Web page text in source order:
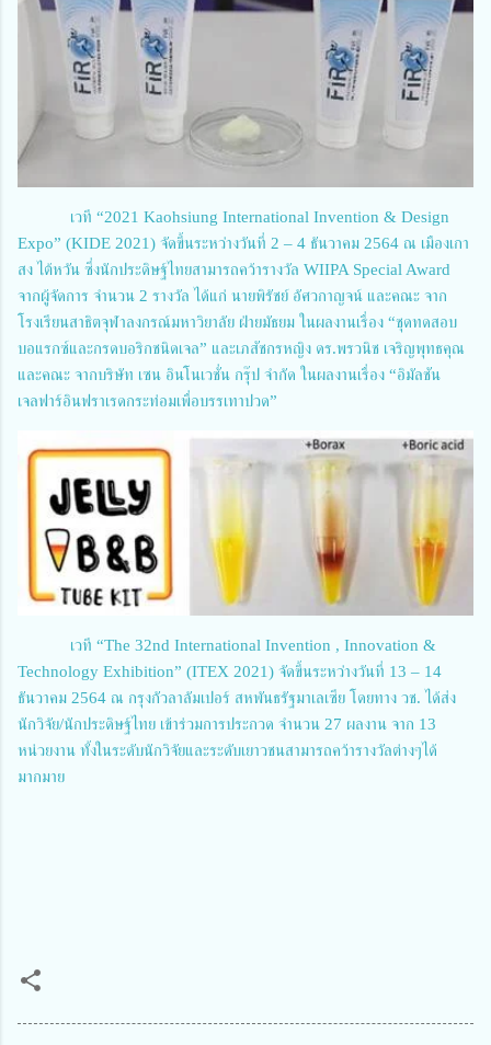
เวที “2021 Kaohsiung International Invention & Design
Expo” (KIDE 2021) จัดขึ้นระหว่างวันที่ 2 – 4 ธันวาคม 2564 ณ เมืองเกา
สง ไต้หวัน ซึ่งนักประดิษฐ์ไทยสามารถคว้ารางวัล WIIPA Special Award
จากผู้จัดการ จำนวน 2 รางวัล ได้แก่ นายพิรัชย์ อัศวกาญจน์ และคณะ จาก
โรงเรียนสาธิตจุฬาลงกรณ์มหาวิยาลัย ฝ่ายมัธยม ในผลงานเรื่อง “ชุดทดสอบ
บอแรกซ์และกรดบอริกชนิดเจล” และเภสัชกรหญิง ดร.พรวนิช เจริญพุทธคุณ
และคณะ จากบริษัท เซน อินโนเวชั่น กรุ๊ป จำกัด ในผลงานเรื่อง “อิมัลชัน
เจลฟาร์อินฟราเรดกระท่อมเพื่อบรรเทาปวด”
เวที “The 32nd International Invention , Innovation &
Technology Exhibition” (ITEX 2021) จัดขึ้นระหว่างวันที่ 13 – 14
ธันวาคม 2564 ณ กรุงกัวลาลัมเปอร์ สหพันธรัฐมาเลเซีย โดยทาง วช. ได้ส่ง
นักวิจัย/นักประดิษฐ์ไทย เข้าร่วมการประกวด จำนวน 27 ผลงาน จาก 13
หน่วยงาน ทั้งในระดับนักวิจัยและระดับเยาวชนสามารถคว้ารางวัลต่างๆได้
มากมาย